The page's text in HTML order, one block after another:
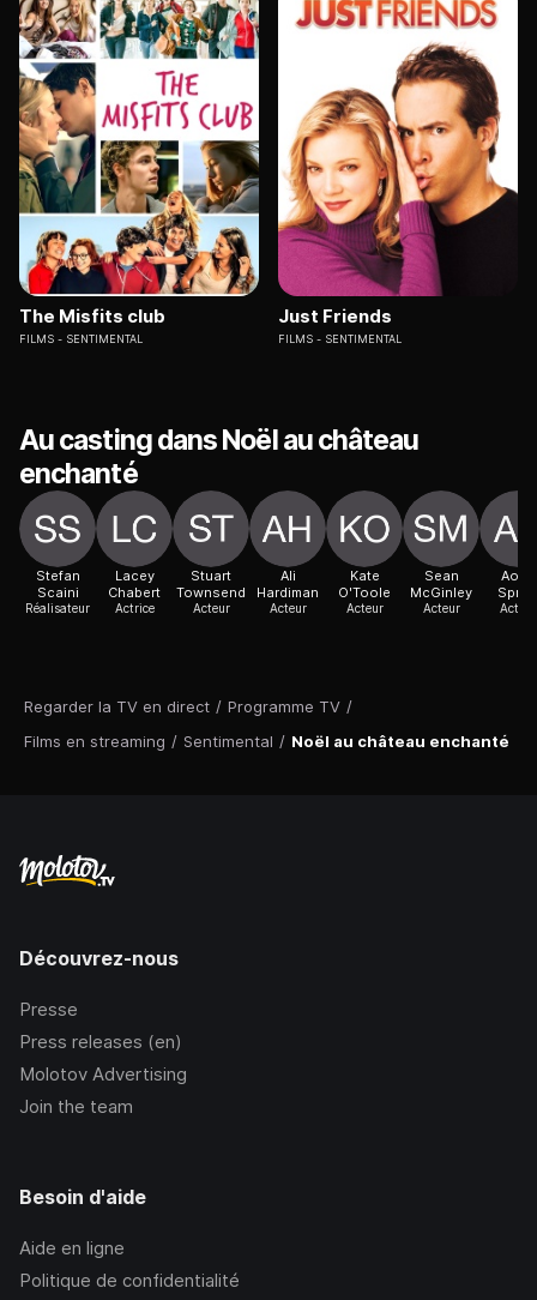
Regarder la TV en direct / Programme TV /
Films en streaming / Sentimental / Noël au château enchanté
The Misfits club
FILMS SENTIMENTAL
Just Friends
FILMS SENTIMENTAL
Au casting dans Noël au château
enchanté
Stefan
Scaini
Réalisateur
Lacey
Chabert
Actrice
Stuart
Townsend
Acteur
Ali
Hardiman
Acteur
Kate
O'Toole
Acteur
Sean
McGinley
Acteur
Aoife
Spratt
Acteur
Découvrez-nous
Presse
Press releases (en)
Molotov Advertising
Join the team
Besoin d'aide
Aide en ligne
Politique de confidentialité